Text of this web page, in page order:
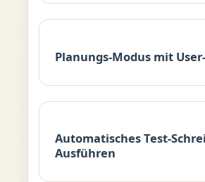
Planungs-Modus mit
Automatisches Test-
Ausführen